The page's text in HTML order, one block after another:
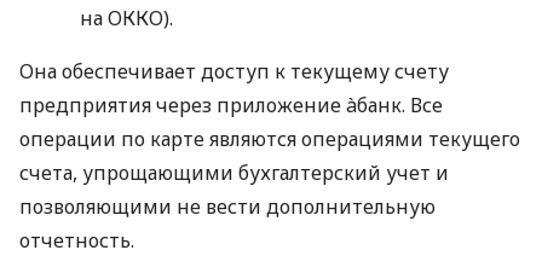
на ОККО).
Она обеспечивает доступ к текущему счету
предприятия через приложение àбанк. Все
операции по карте являются операциями текущего
счета, упрощающими бухгалтерский учет и
позволяющими не вести дополнительную
отчетность.